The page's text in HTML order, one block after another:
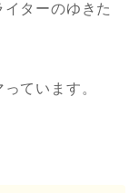
ターのゆきた
ています。